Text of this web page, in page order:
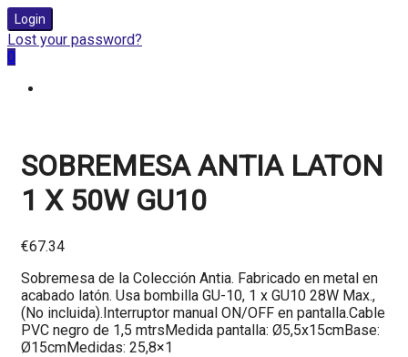
Login
Lost your password?
0
SOBREMESA ANTIA LATON
1 X 50W GU10
€67.34
Sobremesa de la Colección Antia. Fabricado en metal en
acabado latón. Usa bombilla GU-10, 1 x GU10 28W Max.,
(No incluida).Interruptor manual ON/OFF en pantalla.Cable
PVC negro de 1,5 mtrsMedida pantalla: Ø5,5x15cmBase:
Ø15cmMedidas: 25,8×1